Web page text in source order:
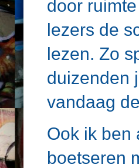
door
lezers de
lezen. Zo
duizenden
vandaag
Ook ik ben
boetseren